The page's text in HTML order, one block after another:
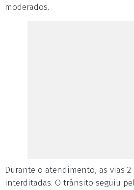
moderados.
Durante o atendimento, as vias 2
interditadas. O trânsito seguiu